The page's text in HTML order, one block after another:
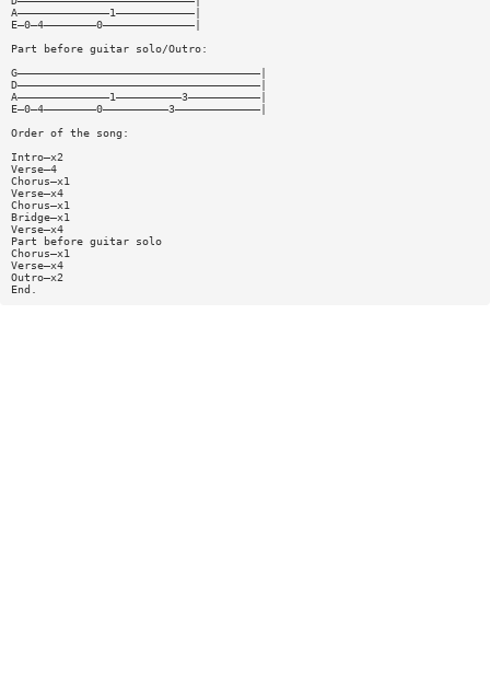
A——————————————1————————————|
E—0—4————————0——————————————|
Part before guitar solo/Outro:
G—————————————————————————————————————|
D—————————————————————————————————————|
A——————————————1——————————3———————————|
E—0—4————————0——————————3—————————————|
Order of the song:
Intro—x2
Verse—4
Chorus—x1
Verse—x4
Chorus—x1
Bridge—x1
Verse—x4
Part before guitar solo
Chorus—x1
Verse—x4
Outro—x2
End.